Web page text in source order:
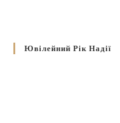
Ювілейний Рік Надії